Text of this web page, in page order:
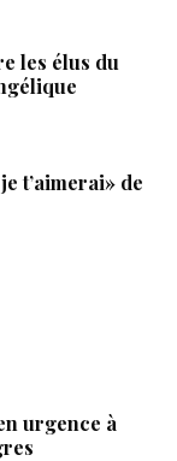
les élus du
t’aimerai» de
urgence à